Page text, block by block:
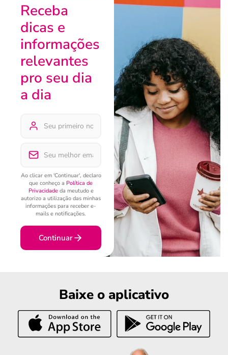
Receba
dicas e
informações
relevantes
pro seu dia
a dia
Ao clicar em 'Continuar', declaro
que conheço a Política de
Privacidadeda meutudo e
autorizo a utilização das minhas
informações para receber e-
mails e notificações.
Continuar
Baixe o aplicativo